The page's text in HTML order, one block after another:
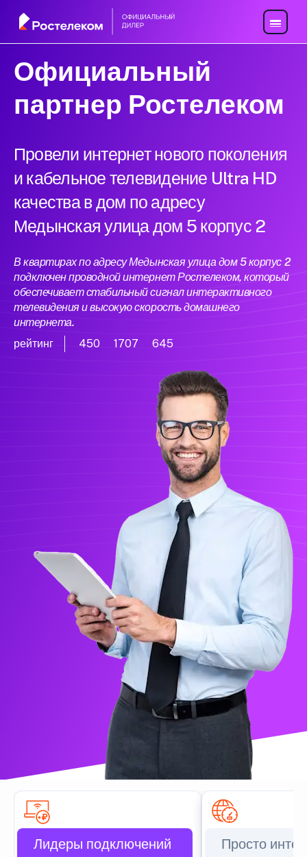
Официальный
партнер Ростелеком
Провели интернет нового поколения
и кабельное телевидение Ultra HD
качества в дом по адресу
Медынская улица дом 5 корпус 2
В квартирах по адресу Медынская улица дом 5 корпус 2
подключен проводной интернет Ростелеком, который
обеспечивает стабильный сигнал интерактивного
телевидения и высокую скорость домашнего
интернета.
рейтинг
450 1707 645
Лидеры подключений Просто